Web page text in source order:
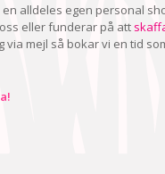
en alldeles egen personal
eller funderar på att
via mejl så bokar vi en tid